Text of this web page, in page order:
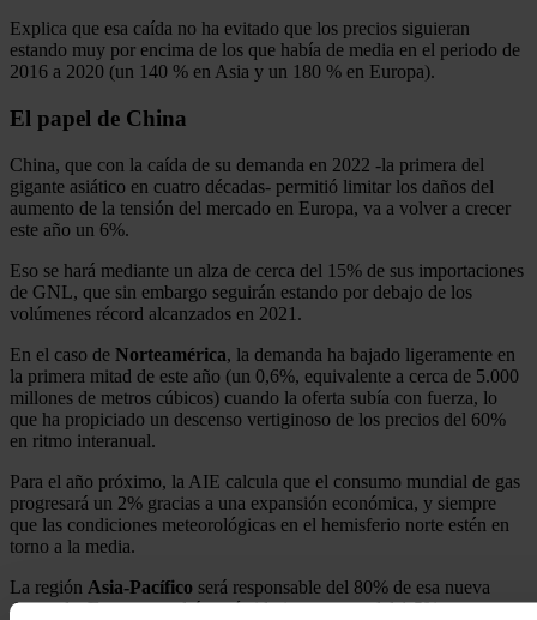
Explica que esa caída no ha evitado que los precios siguieran
estando muy por encima de los que había de media en el periodo de
2016 a 2020 (un 140 % en Asia y un 180 % en Europa).
El papel de China
China, que con la caída de su demanda en 2022 -la primera del
gigante asiático en cuatro décadas- permitió limitar los daños del
aumento de la tensión del mercado en Europa, va a volver a crecer
este año un 6%.
Eso se hará mediante un alza de cerca del 15% de sus importaciones
de GNL, que sin embargo seguirán estando por debajo de los
volúmenes récord alcanzados en 2021.
En el caso de Norteamérica, la demanda ha bajado ligeramente en
la primera mitad de este año (un 0,6%, equivalente a cerca de 5.000
millones de metros cúbicos) cuando la oferta subía con fuerza, lo
que ha propiciado un descenso vertiginoso de los precios del 60%
en ritmo interanual.
Para el año próximo, la AIE calcula que el consumo mundial de gas
progresará un 2% gracias a una expansión económica, y siempre
que las condiciones meteorológicas en el hemisferio norte estén en
torno a la media.
La región Asia-Pacífico será responsable del 80% de esa nueva
demanda.Europatendrá un tímido incremento del 1,5%, pero se